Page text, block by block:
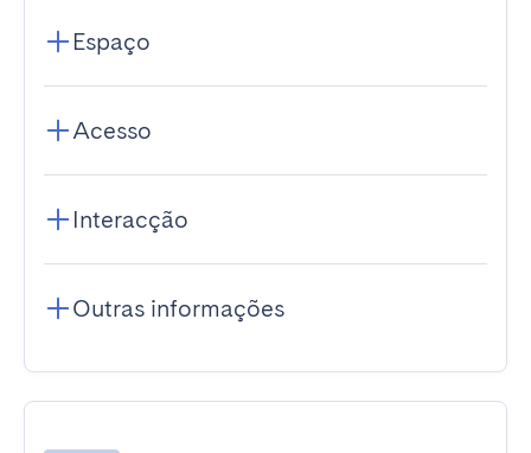
Espaço
Acesso
Interacção
Outras informações